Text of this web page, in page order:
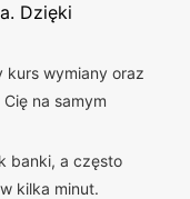
Dzięki
kurs wymiany oraz
na samym
banki, a często
kilka minut.